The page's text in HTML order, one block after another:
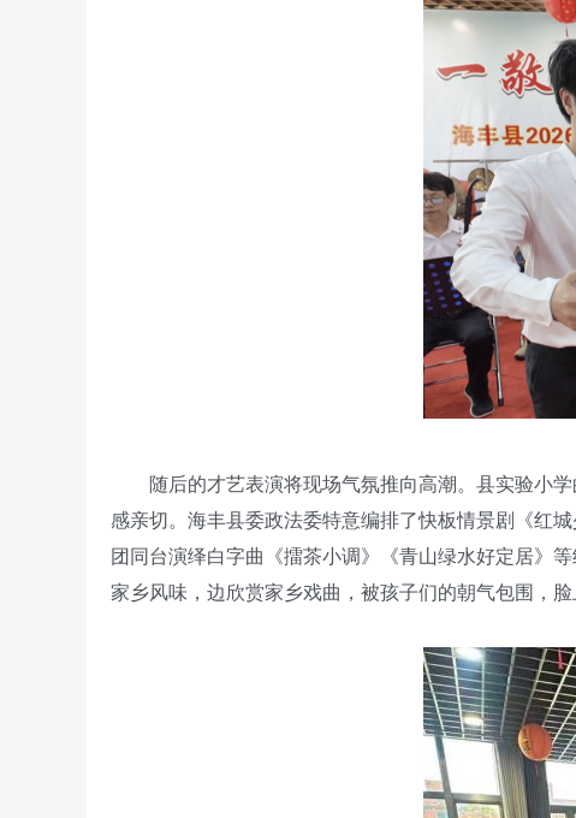
随后的才艺表演将现场气氛推向高潮。县实验小
感亲切。海丰县委政法委特意编排了快板情景剧《红
团同台演绎白字曲《擂茶小调》《青山绿水好定居》
家乡风味，边欣赏家乡戏曲，被孩子们的朝气包围，脸